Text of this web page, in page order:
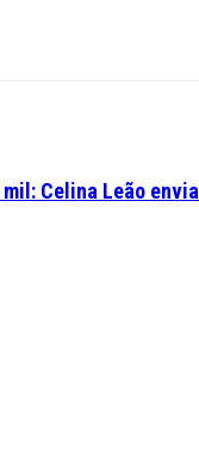
Celina Leão envia